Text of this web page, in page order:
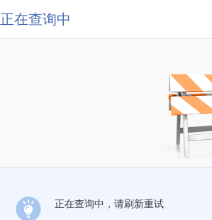
正在查询中
正在查询中，请刷新重试